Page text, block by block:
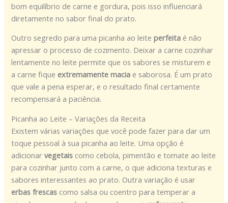
bom equilíbrio de carne e gordura, pois isso influenciará
diretamente no sabor final do prato.
Outro segredo para uma picanha ao leiteperfeita é não
apressar o processo de cozimento. Deixar a carne cozinhar
lentamente no leite permite que os sabores se misturem e
a carne fique extremamente macia e saborosa. É um prato
que vale a pena esperar, e o resultado final certamente
recompensará a paciência.
Picanha ao Leite – Variações da Receita
Existem várias variações que você pode fazer para dar um
toque pessoal à sua picanha ao leite. Uma opção é
adicionarvegetais como cebola, pimentão e tomate ao leite
para cozinhar junto com a carne, o que adiciona texturas e
sabores interessantes ao prato. Outra variação é usar
erbas frescas como salsa ou coentro para temperar a